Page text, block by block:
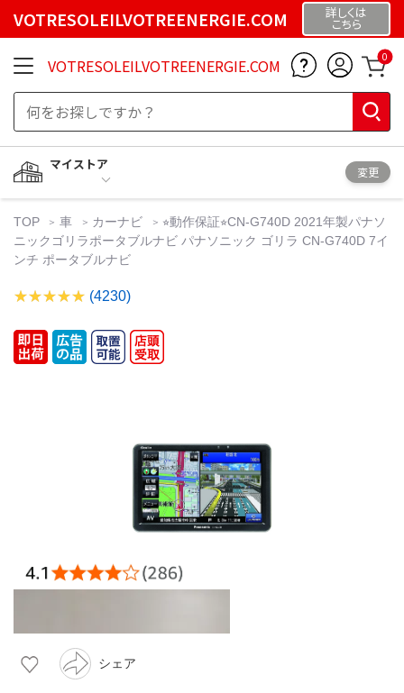
VOTRESOLEILVOTREENERGIE.COM 詳しくは
こちら
VOTRESOLEILVOTREENERGIE.COM 0
マイストア
変更
TOP 車 カーナビ
⭐︎動作保証⭐︎CN-G740D 2021年製パナソ
ニックゴリラポータブルナビ パナソニック ゴリラ CN-G740D 7イ
ンチ ポータブルナビ
(4230)
シェア